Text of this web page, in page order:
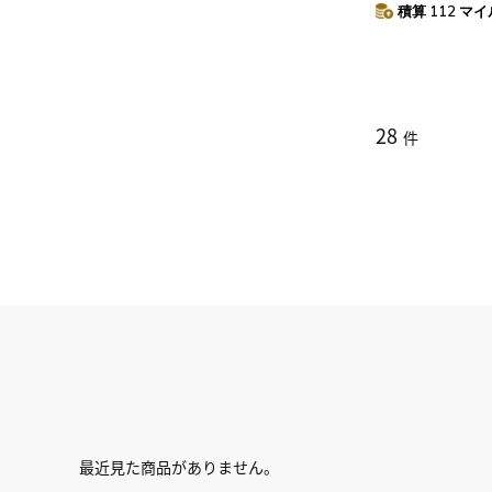
積算 112 マイ
28 件
最近見た商品がありません。